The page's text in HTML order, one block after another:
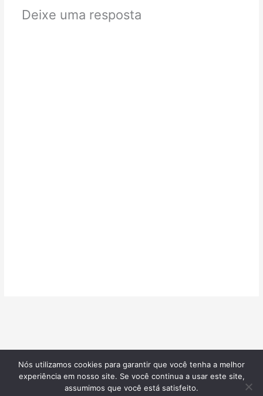
Deixe uma resposta
Confeitarias de Sucesso
| Todos os direitos reservados |
Desenvolvido por
Blotzads Network
Nós utilizamos cookies para garantir que você tenha a melhor
experiência em nosso site. Se você continua a usar este site,
assumimos que você está satisfeito.